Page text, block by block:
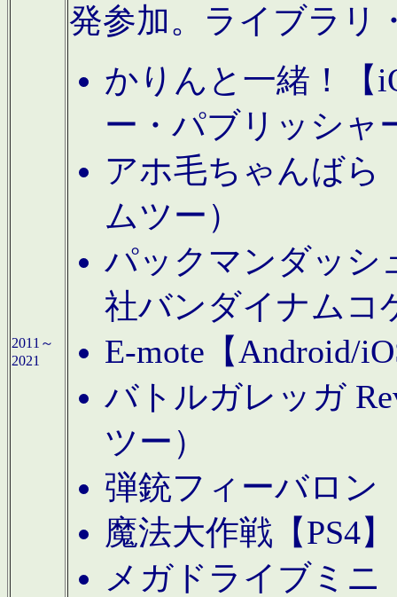
2011～
2021
発参加。ライブラリ
かりんと一緒！【
ー・パブリッシャ
アホ毛ちゃんばら
ムツー）
パックマンダッシ
社バンダイナムコ
E-mote【Android/
バトルガレッガ
ツー）
弾銃フィーバロン
魔法大作戦【PS4
メガドライブミニ